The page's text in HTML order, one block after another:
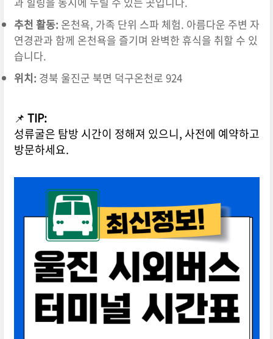
추천 활동: 온천욕, 가족 단위 스파 체험. 아름다운 주변 자
연경관과 함께 온천욕을 즐기며 완벽한 휴식을 취할 수 있
습니다.
위치: 경북 울진군 북면 덕구온천로 924
📌 TIP:
성류굴은 탐방 시간이 정해져 있으니, 사전에 예약하고
방문하세요.